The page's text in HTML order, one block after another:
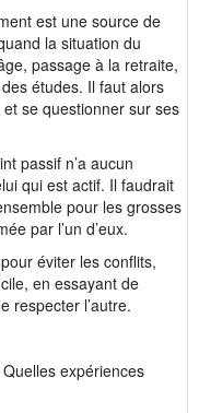
est une source de
la situation du
passage à la retraite,
études. Il faut alors
se questionner sur ses
passif n’a aucun
qui est actif. Il faudrait
pour les grosses
par l’un d’eux.
éviter les conflits,
en essayant de
respecter l’autre.
expériences